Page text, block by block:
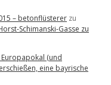
– betonflüsterer zu
Schimanski-Gasse zu
(und
eine bayrische